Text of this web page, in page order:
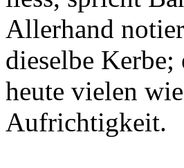
Allerhand
dieselbe Kerbe;
heute vielen
Aufrichtigkeit.